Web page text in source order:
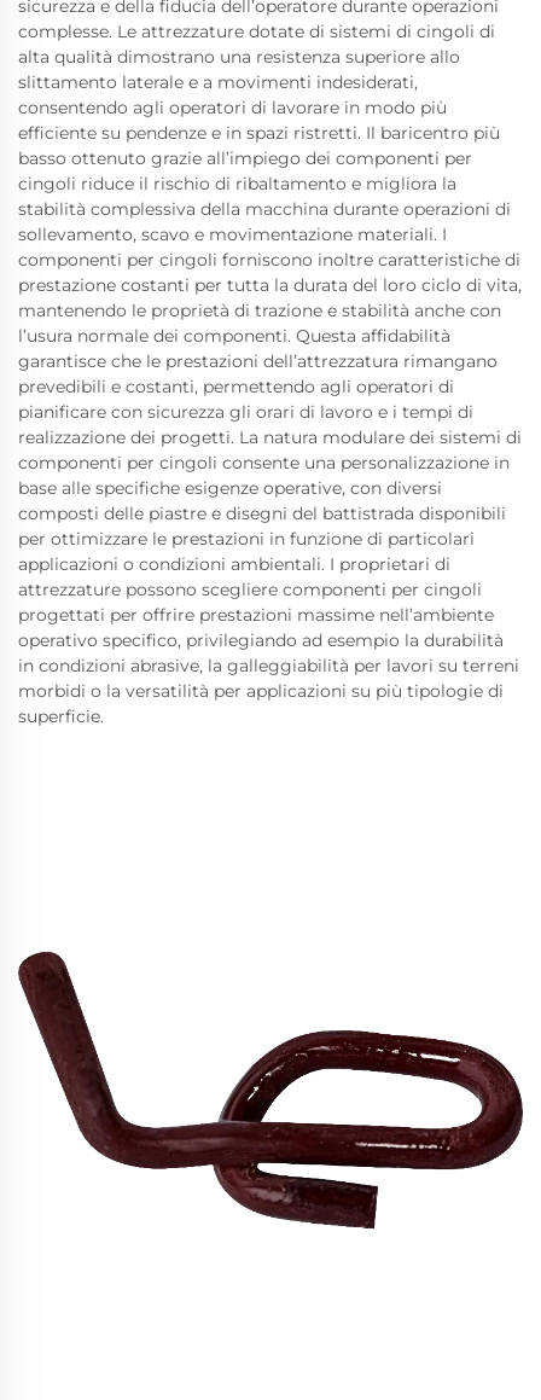
sicurezza e della fiducia dell’operatore durante operazioni
complesse. Le attrezzature dotate di sistemi di cingoli di
alta qualità dimostrano una resistenza superiore allo
slittamento laterale e a movimenti indesiderati,
consentendo agli operatori di lavorare in modo più
efficiente su pendenze e in spazi ristretti. Il baricentro più
basso ottenuto grazie all’impiego dei componenti per
cingoli riduce il rischio di ribaltamento e migliora la
stabilità complessiva della macchina durante operazioni di
sollevamento, scavo e movimentazione materiali. I
componenti per cingoli forniscono inoltre caratteristiche di
prestazione costanti per tutta la durata del loro ciclo di vita,
mantenendo le proprietà di trazione e stabilità anche con
l’usura normale dei componenti. Questa affidabilità
garantisce che le prestazioni dell’attrezzatura rimangano
prevedibili e costanti, permettendo agli operatori di
pianificare con sicurezza gli orari di lavoro e i tempi di
realizzazione dei progetti. La natura modulare dei sistemi di
componenti per cingoli consente una personalizzazione in
base alle specifiche esigenze operative, con diversi
composti delle piastre e disegni del battistrada disponibili
per ottimizzare le prestazioni in funzione di particolari
applicazioni o condizioni ambientali. I proprietari di
attrezzature possono scegliere componenti per cingoli
progettati per offrire prestazioni massime nell’ambiente
operativo specifico, privilegiando ad esempio la durabilità
in condizioni abrasive, la galleggiabilità per lavori su terreni
morbidi o la versatilità per applicazioni su più tipologie di
superficie.